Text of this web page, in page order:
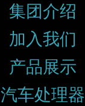
集团介绍
加入我们
产品展示
汽车处理器